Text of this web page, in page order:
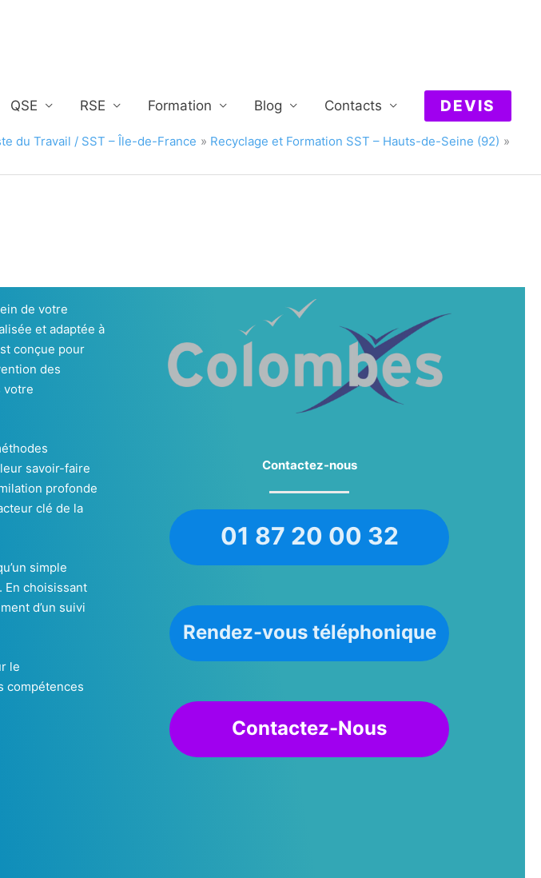
QSE RSE Formation Blog Contacts DEVIS
du Travail / SST – Île-de-France
Recyclage et Formation SST – Hauts-de-Seine (92)
de votre
et adaptée à
conçue pour
des
votre
savoir-faire
profonde
clé de la
simple
En choisissant
d’un suivi
le
compétences
Contactez-nous
01 87 20 00 32
Rendez-vous téléphonique
Contactez-Nous